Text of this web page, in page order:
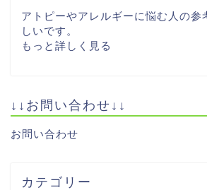
アトピーやアレルギーに悩む人の参
しいです。
もっと詳しく見る
↓↓お問い合わせ↓↓
お問い合わせ
カテゴリー